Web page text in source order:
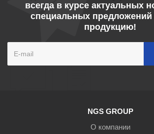
всегда в курсе актуальных
специальных
продукцию!
NGS GROUP
О компании